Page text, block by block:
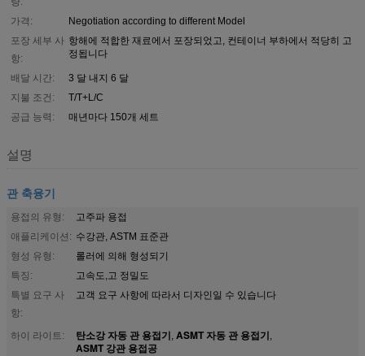
가격:
Negotiation according to different Model
포장 세부 사
항:
항해에 적합한 재료에서 포장되었고, 컨테이너 부하에서 적당히 고
정됩니다
배달 시간:
3 달 내지 6 달
지불 조건:
T/T+L/C
공급 능력:
매년마다 150개 세트
설명
관 축융기
용접의 유형:
고주파 용접
애플리케이션: 수강관, ASTM 표준관
형성 유형:
롤러에 의해 형성되기
특징:
고속도,고 정밀도
특별 요구 사
항:
고객 요구 사항에 따라서 디자인일 수 있습니다
하이 라이트: 탄소강 자동 관 용접기, ASMT 자동 관 용접기,
ASMT 강관 용접공